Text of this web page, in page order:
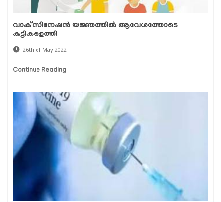
വാക്‌സിനേഷന്‍ യജ്ഞത്തില്‍ ആവേശത്തോടെ
കുട്ടികളെത്തി
26th of May 2022
Continue Reading